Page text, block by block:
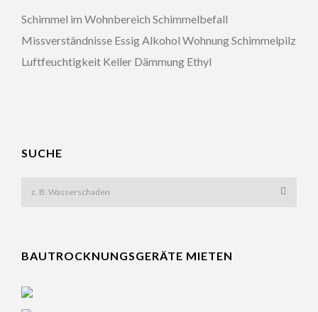
Schimmel im Wohnbereich Schimmelbefall
Missverständnisse Essig Alkohol Wohnung Schimmelpilz
Luftfeuchtigkeit Keller Dämmung Ethyl
SUCHE
BAUTROCKNUNGSGERÄTE MIETEN